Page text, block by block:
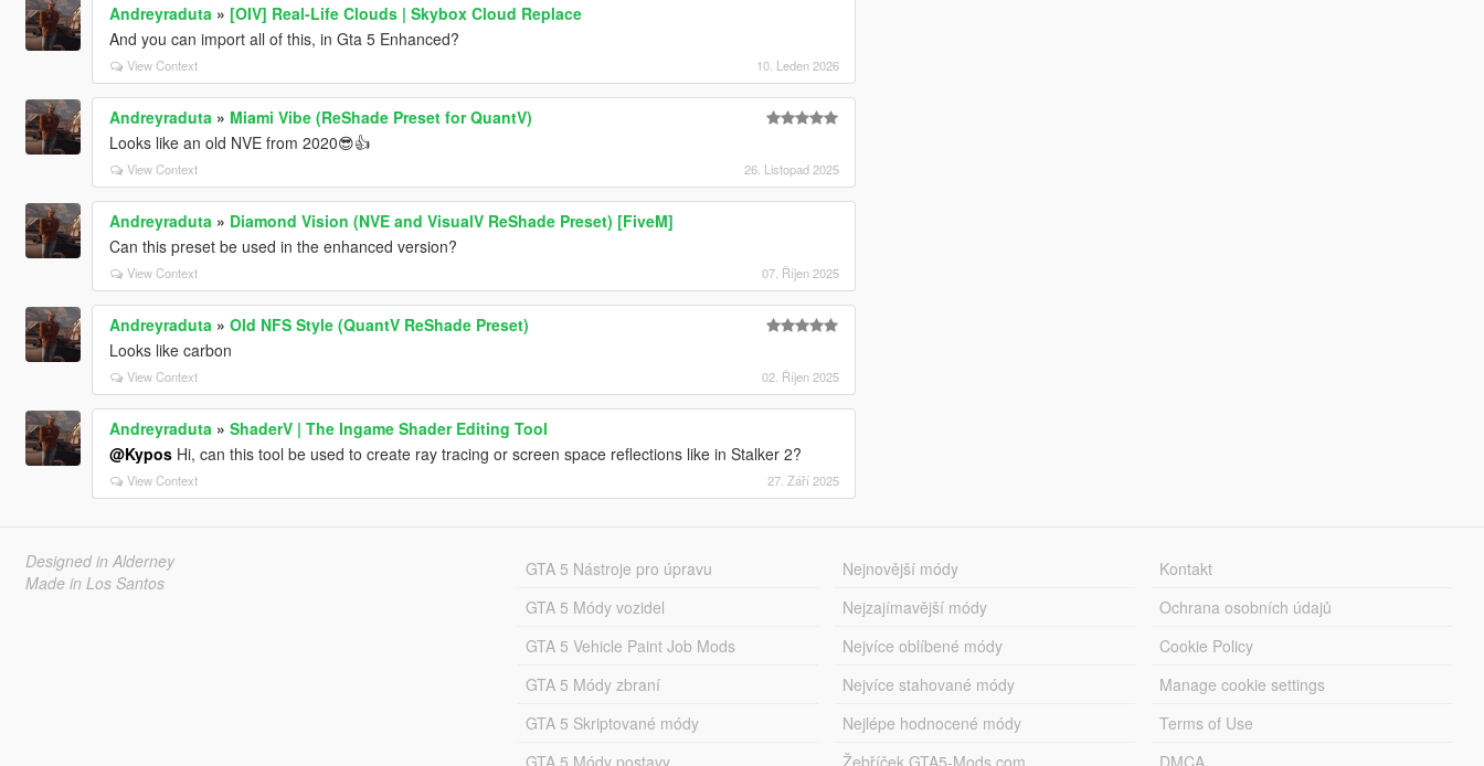
Andreyraduta » [OIV] Real-Life Clouds | Skybox Cloud Replace
And you can import all of this, in Gta 5 Enhanced?
View Context 10. Leden 2026
Andreyraduta » Miami Vibe (ReShade Preset for QuantV)
Looks like an old NVE from 2020😎👍
View Context 26. Listopad 2025
Andreyraduta » Diamond Vision (NVE and VisualV ReShade Preset) [FiveM]
Can this preset be used in the enhanced version?
View Context 07. Říjen 2025
Andreyraduta » Old NFS Style (QuantV ReShade Preset)
Looks like carbon
View Context 02. Říjen 2025
Andreyraduta » ShaderV | The Ingame Shader Editing Tool
@KyposHi, can this tool be used to create ray tracing or screen space reflections like in Stalker 2?
View Context 27. Září 2025
Designed in Alderney
Made in Los Santos
GTA 5 Nástroje pro úpravu
GTA 5 Módy vozidel
GTA 5 Vehicle Paint Job Mods
GTA 5 Módy zbraní
GTA 5 Skriptované módy
GTA 5 Módy postavy
Nejnovější módy
Nejzajímavější módy
Nejvíce oblíbené módy
Nejvíce stahované módy
Nejlépe hodnocené módy
Žebříček GTA5-Mods.com
Kontakt
Ochrana osobních údajů
Cookie Policy
Manage cookie settings
Terms of Use
DMCA